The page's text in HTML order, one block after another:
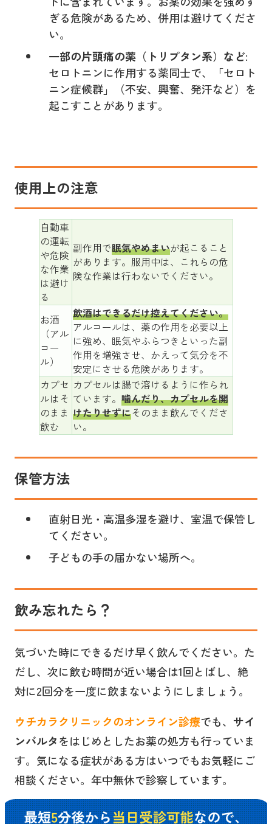
ぎる危険があるため、併用は避けてくださ
い。
一部の片頭痛の薬（トリプタン系）など:
セロトニンに作用する薬同士で、「セロト
ニン症候群」（不安、興奮、発汗など）を
起こすことがあります。
使用上の注意
自動車
の運転
や危険
な作業
は避け
る
副作用で眠気やめまいが起こること
があります。服用中は、これらの危
険な作業は行わないでください。
お酒
（アル
コー
ル）
飲酒はできるだけ控えてください。
アルコールは、薬の作用を必要以上
に強め、眠気やふらつきといった副
作用を増強させ、かえって気分を不
安定にさせる危険があります。
カプセ
ルはそ
のまま
飲む
カプセルは腸で溶けるように作られ
ています。 噛んだり、カプセルを開
けたりせずにそのまま飲んでくださ
い。
保管方法
直射日光・高温多湿を避け、室温で保管し
てください。
子どもの手の届かない場所へ。
飲み忘れたら？
気づいた時にできるだけ早く飲んでください。た
だし、次に飲む時間が近い場合は1回とばし、絶
対に2回分を一度に飲まないようにしましょう。
ウチカラクリニックのオンライン診療でも、 サイ
ンバルタをはじめとしたお薬の処方も行っていま
す。気になる症状がある方はいつでもお気軽にご
相談ください。年中無休で診察しています。